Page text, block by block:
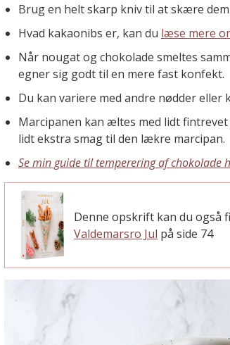
Brug en helt skarp kniv til at skære
Hvad kakaonibs er, kan du læse mere
Når nougat og chokolade smeltes
egner sig godt til en mere fast konfekt.
Du kan variere med andre nødder
Marcipanen kan æltes med lidt
lidt ekstra smag til den lækre marcipan.
Se min guide til temperering af chokolade
Denne opskrift kan du også
Valdemarsro Jul på side 74